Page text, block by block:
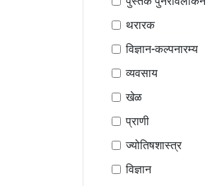
थरारक
विज्ञान-कल्पनारम्य
व्यवसाय
खेळ
प्राणी
ज्योतिषशास्त्र
विज्ञान